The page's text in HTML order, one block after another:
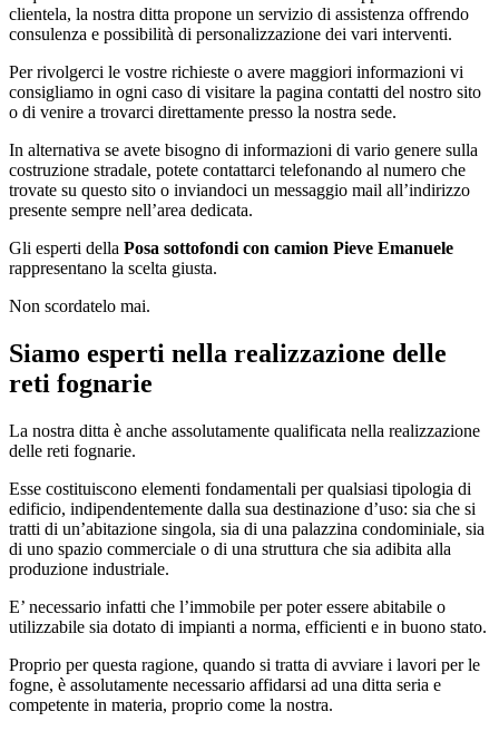
clientela, la nostra ditta propone un servizio di assistenza offrendo
consulenza e possibilità di personalizzazione dei vari interventi.
Per rivolgerci le vostre richieste o avere maggiori informazioni vi
consigliamo in ogni caso di visitare la pagina contatti del nostro sito
o di venire a trovarci direttamente presso la nostra sede.
In alternativa se avete bisogno di informazioni di vario genere sulla
costruzione stradale, potete contattarci telefonando al numero che
trovate su questo sito o inviandoci un messaggio mail all’indirizzo
presente sempre nell’area dedicata.
Gli esperti della Posa sottofondi con camion Pieve Emanuele
rappresentano la scelta giusta.
Non scordatelo mai.
Siamo esperti nella realizzazione delle
reti fognarie
La nostra ditta è anche assolutamente qualificata nella realizzazione
delle reti fognarie.
Esse costituiscono elementi fondamentali per qualsiasi tipologia di
edificio, indipendentemente dalla sua destinazione d’uso: sia che si
tratti di un’abitazione singola, sia di una palazzina condominiale, sia
di uno spazio commerciale o di una struttura che sia adibita alla
produzione industriale.
E’ necessario infatti che l’immobile per poter essere abitabile o
utilizzabile sia dotato di impianti a norma, efficienti e in buono stato.
Proprio per questa ragione, quando si tratta di avviare i lavori per le
fogne, è assolutamente necessario affidarsi ad una ditta seria e
competente in materia, proprio come la nostra.